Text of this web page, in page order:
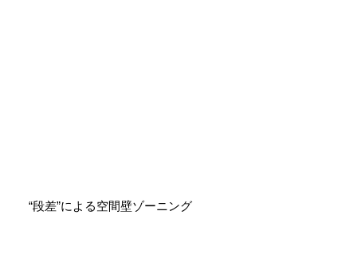
“段差”による空間壁ゾーニング